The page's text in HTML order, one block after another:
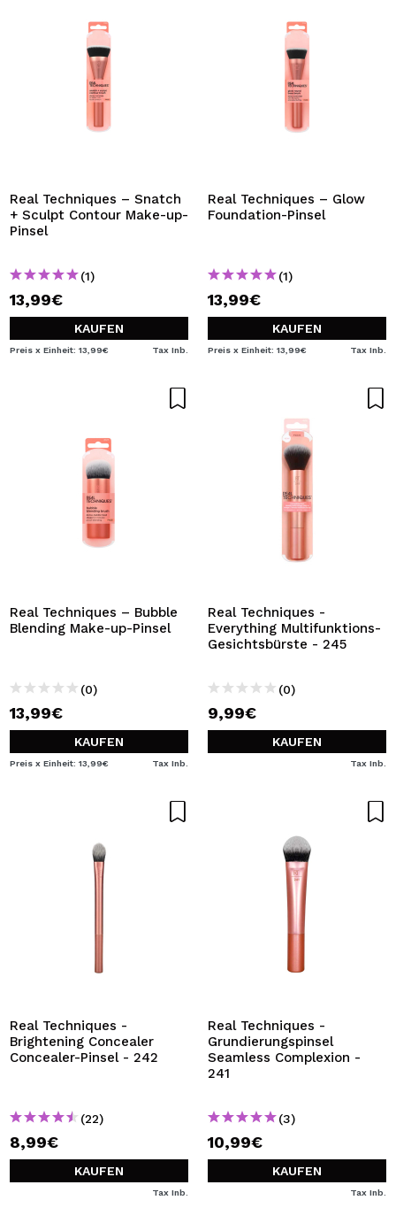
Real Techniques – Snatch
+ Sculpt Contour Make-up-
Pinsel
(1)
13,99€
KAUFEN
Preis x Einheit: 13,99€ Tax Inb.
Real Techniques – Glow
Foundation-Pinsel
(1)
13,99€
KAUFEN
Preis x Einheit: 13,99€ Tax Inb.
Real Techniques – Bubble
Blending Make-up-Pinsel
(0)
13,99€
KAUFEN
Preis x Einheit: 13,99€ Tax Inb.
Real Techniques -
Everything Multifunktions-
Gesichtsbürste - 245
(0)
9,99€
KAUFEN
Tax Inb.
Real Techniques -
Brightening Concealer
Concealer-Pinsel - 242
(22)
8,99€
KAUFEN
Tax Inb.
Real Techniques -
Grundierungspinsel
Seamless Complexion -
241
(3)
10,99€
KAUFEN
Tax Inb.